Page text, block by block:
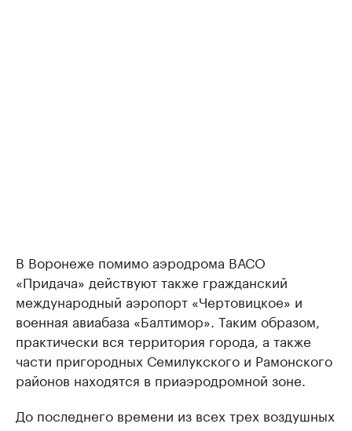
В Воронеже помимо аэродрома ВАСО
«Придача» действуют также гражданский
международный аэропорт «Чертовицкое» и
военная авиабаза «Балтимор». Таким образом,
практически вся территория города, а также
части пригородных Семилукского и Рамонского
районов находятся в приаэродромной зоне.
До последнего времени из всех трех воздушных